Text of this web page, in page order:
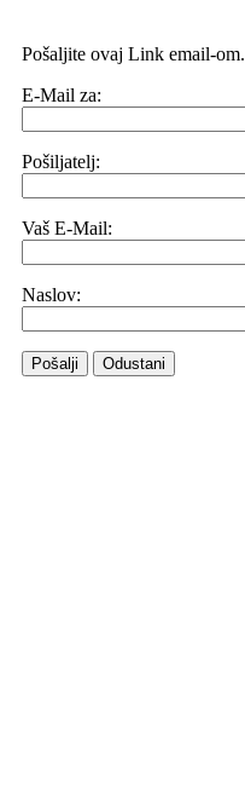
Pošaljite ovaj Link email-om.
E-Mail za:
Pošiljatelj:
Vaš E-Mail:
Naslov:
Pošalji Odustani